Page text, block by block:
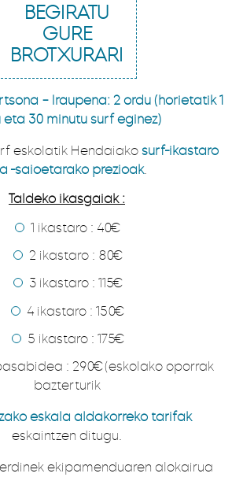
BEGIRATU
GURE
BROTXURARI
– Iraupena: 2 ordu (horietatik 1
eta 30 minutu surf eginez)
eskolatik Hendaiako surf-ikastaro
-saioetarako prezioak.
Taldeko ikasgaiak :
1 ikastaro : 40€
2 ikastaro : 80€
3 ikastaro : 115€
4 ikastaro : 150€
5 ikastaro : 175€
: 290€ (eskolako oporrak
bazterturik
eskala aldakorreko tarifak
eskaintzen ditugu.
ekipamenduaren alokairua